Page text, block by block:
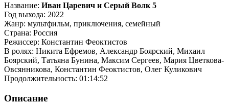
Название: Иван Царевич и Серый Волк 5
Год выхода: 2022
Жанр: мультфильм, приключения, семейный
Страна: Россия
Режиссер: Константин Феоктистов
В ролях: Никита Ефремов, Александр Боярский, Михаил
Боярский, Татьяна Бунина, Максим Сергеев, Мария Цветкова-
Овсянникова, Константин Феоктистов, Олег Куликович
Продолжительность: 01:14:52
Описание